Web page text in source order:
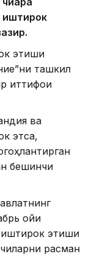
иштирок
этиши
ташкил
иттифоқи
ва
этса,
бешинчи
ойи
иштирок этиши
расман